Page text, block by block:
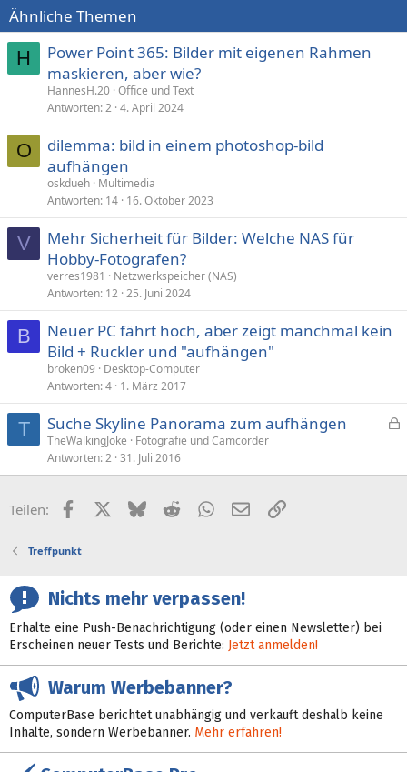
Ähnliche Themen
H
Power Point 365: Bilder mit eigenen Rahmen
maskieren, aber wie?
HannesH.20 Office und Text
Antworten 2 4. April 2024
O
dilemma: bild in einem photoshop-bild
aufhängen
oskdueh Multimedia
Antworten 14 16. Oktober 2023
V
Mehr Sicherheit für Bilder: Welche NAS für
Hobby-Fotografen?
verres1981
Netzwerkspeicher (NAS)
Antworten 12 25. Juni 2024
B
Neuer PC fährt hoch, aber zeigt manchmal kein
Bild + Ruckler und "aufhängen"
broken09
Desktop-Computer
Antworten 4 1. März 2017
T
p
Suche Skyline Panorama zum aufhängen
TheWalkingJoke
Fotografie und Camcorder
Antworten 2 31. Juli 2016
Teilen: FacebookX (Twitter)
BlueskyRedditWhatsApp
E-MailLink
Treffpunkt
Nichts mehr verpassen!
Erhalte eine Push-Benachrichtigung (oder einen Newsletter) bei
Erscheinen neuer Tests und Berichte: Jetzt anmelden!
Warum Werbebanner?
ComputerBase berichtet unabhängig und verkauft deshalb keine
Inhalte, sondern Werbebanner. Mehr erfahren!